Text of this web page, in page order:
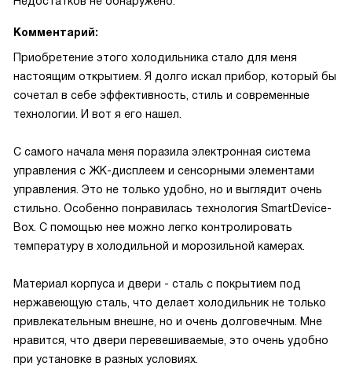
Комментарий:
Приобретение этого холодильника стало для меня
настоящим открытием. Я долго искал прибор, который бы
сочетал в себе эффективность, стиль и современные
технологии. И вот я его нашел.
С самого начала меня поразила электронная система
управления с ЖК-дисплеем и сенсорными элементами
управления. Это не только удобно, но и выглядит очень
стильно. Особенно понравилась технология SmartDevice-
Box. С помощью нее можно легко контролировать
температуру в холодильной и морозильной камерах.
Материал корпуса и двери - сталь с покрытием под
нержавеющую сталь, что делает холодильник не только
привлекательным внешне, но и очень долговечным. Мне
нравится, что двери перевешиваемые, это очень удобно
при установке в разных условиях.